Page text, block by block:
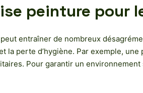
peinture pour
entraîner de nombreux
la perte d’hygiène. Par exemple,
Pour garantir un